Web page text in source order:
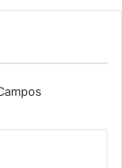
Castramóvel
ano é de